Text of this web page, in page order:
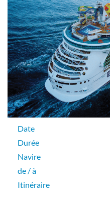
Suite
Grande Suite
Pont 06
Suite
Suite Junior-[J3]
Date
Durée
Navire
de / à
Itinéraire